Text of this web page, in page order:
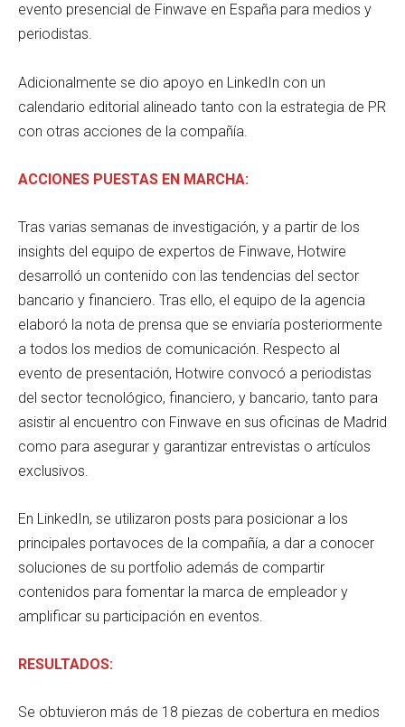
evento presencial de Finwave en España para medios y
periodistas.
Adicionalmente se dio apoyo en LinkedIn con un
calendario editorial alineado tanto con la estrategia de PR
con otras acciones de la compañía.
ACCIONES PUESTAS EN MARCHA:
Tras varias semanas de investigación, y a partir de los
insights del equipo de expertos de Finwave, Hotwire
desarrolló un contenido con las tendencias del sector
bancario y financiero. Tras ello, el equipo de la agencia
elaboró la nota de prensa que se enviaría posteriormente
a todos los medios de comunicación. Respecto al
evento de presentación, Hotwire convocó a periodistas
del sector tecnológico, financiero, y bancario, tanto para
asistir al encuentro con Finwave en sus oficinas de Madrid
como para asegurar y garantizar entrevistas o artículos
exclusivos.
En LinkedIn, se utilizaron posts para posicionar a los
principales portavoces de la compañía, a dar a conocer
soluciones de su portfolio además de compartir
contenidos para fomentar la marca de empleador y
amplificar su participación en eventos.
RESULTADOS:
Se obtuvieron más de 18 piezas de cobertura en medios